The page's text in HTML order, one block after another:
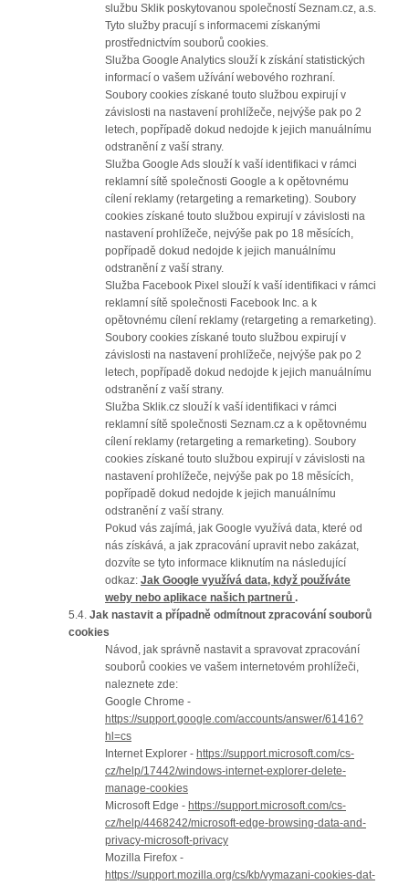
službu Sklik poskytovanou společností Seznam.cz, a.s.
Tyto služby pracují s informacemi získanými
prostřednictvím souborů cookies.
Služba Google Analytics slouží k získání statistických
informací o vašem užívání webového rozhraní.
Soubory cookies získané touto službou expirují v
závislosti na nastavení prohlížeče, nejvýše pak po 2
letech, popřípadě dokud nedojde k jejich manuálnímu
odstranění z vaší strany.
Služba Google Ads slouží k vaší identifikaci v rámci
reklamní sítě společnosti Google a k opětovnému
cílení reklamy (retargeting a remarketing). Soubory
cookies získané touto službou expirují v závislosti na
nastavení prohlížeče, nejvýše pak po 18 měsících,
popřípadě dokud nedojde k jejich manuálnímu
odstranění z vaší strany.
Služba Facebook Pixel slouží k vaší identifikaci v rámci
reklamní sítě společnosti Facebook Inc. a k
opětovnému cílení reklamy (retargeting a remarketing).
Soubory cookies získané touto službou expirují v
závislosti na nastavení prohlížeče, nejvýše pak po 2
letech, popřípadě dokud nedojde k jejich manuálnímu
odstranění z vaší strany.
Služba Sklik.cz slouží k vaší identifikaci v rámci
reklamní sítě společnosti Seznam.cz a k opětovnému
cílení reklamy (retargeting a remarketing). Soubory
cookies získané touto službou expirují v závislosti na
nastavení prohlížeče, nejvýše pak po 18 měsících,
popřípadě dokud nedojde k jejich manuálnímu
odstranění z vaší strany.
Pokud vás zajímá, jak Google využívá data, které od
nás získává, a jak zpracování upravit nebo zakázat,
dozvíte se tyto informace kliknutím na následující
odkaz: Jak Google využívá data, když používáte
weby nebo aplikace našich partnerů .
5.4. Jak nastavit a případně odmítnout zpracování souborů
cookies
Návod, jak správně nastavit a spravovat zpracování
souborů cookies ve vašem internetovém prohlížeči,
naleznete zde:
Google Chrome -
https://support.google.com/accounts/answer/61416?
hl=cs
Internet Explorer - https://support.microsoft.com/cs-
cz/help/17442/windows-internet-explorer-delete-
manage-cookies
Microsoft Edge - https://support.microsoft.com/cs-
cz/help/4468242/microsoft-edge-browsing-data-and-
privacy-microsoft-privacy
Mozilla Firefox -
https://support.mozilla.org/cs/kb/vymazani-cookies-dat-